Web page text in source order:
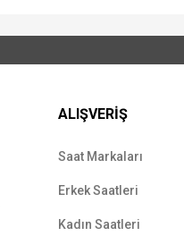
ALIŞVERİŞ
Saat Markaları
Erkek Saatleri
Kadın Saatleri